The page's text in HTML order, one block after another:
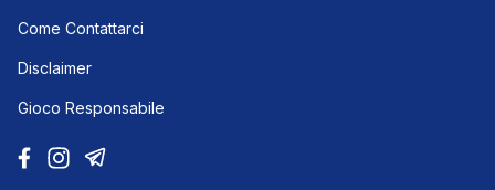
Come Contattarci
Disclaimer
Gioco Responsabile